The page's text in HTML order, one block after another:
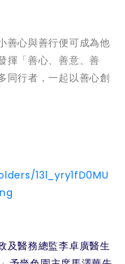
善心與善行便可成為他
揮「善心、善意、善
同行者，一起以善心創
13l_yry1fD0MU
及醫務總監李卓廣醫生